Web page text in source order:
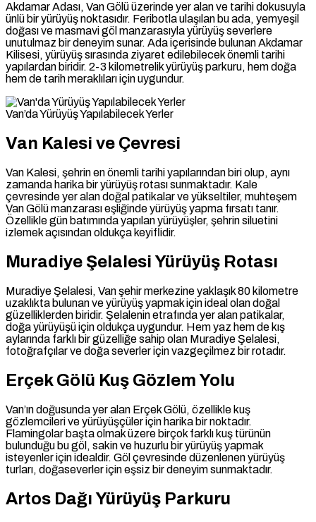
Akdamar Adası, Van Gölü üzerinde yer alan ve tarihi dokusuyla
ünlü bir yürüyüş noktasıdır. Feribotla ulaşılan bu ada, yemyeşil
doğası ve masmavi göl manzarasıyla yürüyüş severlere
unutulmaz bir deneyim sunar. Ada içerisinde bulunan Akdamar
Kilisesi, yürüyüş sırasında ziyaret edilebilecek önemli tarihi
yapılardan biridir. 2-3 kilometrelik yürüyüş parkuru, hem doğa
hem de tarih meraklıları için uygundur.
Van’da Yürüyüş Yapılabilecek Yerler
Van Kalesi ve Çevresi
Van Kalesi, şehrin en önemli tarihi yapılarından biri olup, aynı
zamanda harika bir yürüyüş rotası sunmaktadır. Kale
çevresinde yer alan doğal patikalar ve yükseltiler, muhteşem
Van Gölü manzarası eşliğinde yürüyüş yapma fırsatı tanır.
Özellikle gün batımında yapılan yürüyüşler, şehrin siluetini
izlemek açısından oldukça keyiflidir.
Muradiye Şelalesi Yürüyüş Rotası
Muradiye Şelalesi, Van şehir merkezine yaklaşık 80 kilometre
uzaklıkta bulunan ve yürüyüş yapmak için ideal olan doğal
güzelliklerden biridir. Şelalenin etrafında yer alan patikalar,
doğa yürüyüşü için oldukça uygundur. Hem yaz hem de kış
aylarında farklı bir güzelliğe sahip olan Muradiye Şelalesi,
fotoğrafçılar ve doğa severler için vazgeçilmez bir rotadır.
Erçek Gölü Kuş Gözlem Yolu
Van’ın doğusunda yer alan Erçek Gölü, özellikle kuş
gözlemcileri ve yürüyüşçüler için harika bir noktadır.
Flamingolar başta olmak üzere birçok farklı kuş türünün
bulunduğu bu göl, sakin ve huzurlu bir yürüyüş yapmak
isteyenler için idealdir. Göl çevresinde düzenlenen yürüyüş
turları, doğaseverler için eşsiz bir deneyim sunmaktadır.
Artos Dağı Yürüyüş Parkuru